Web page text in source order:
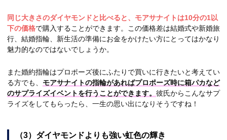
同じ大きさのダイヤモンドと比べると、モアサナイトは10分の1以
下の価格で購入することができます。この価格差は結婚式や新婚旅
行、結婚指輪、新生活の準備にお金をかけたい方にとってはかなり
魅力的なのではないでしょうか。
また婚約指輪はプロポーズ後にふたりで買いに行きたいと考えてい
る方でも、 モアサナイトの指輪があればプロポーズ時に箱パカなど
のサプライズイベントを行うことができます。 彼氏からこんなサプ
ライズをしてもらったら、一生の思い出になりそうですね！
（3）ダイヤモンドよりも強い虹色の輝き